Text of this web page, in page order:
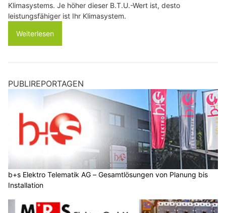
Klimasystems. Je höher dieser B.T.U.-Wert ist, desto
leistungsfähiger ist Ihr Klimasystem.
Weiterlesen
PUBLIREPORTAGEN
b+s Elektro Telematik AG – Gesamtlösungen von Planung bis
Installation